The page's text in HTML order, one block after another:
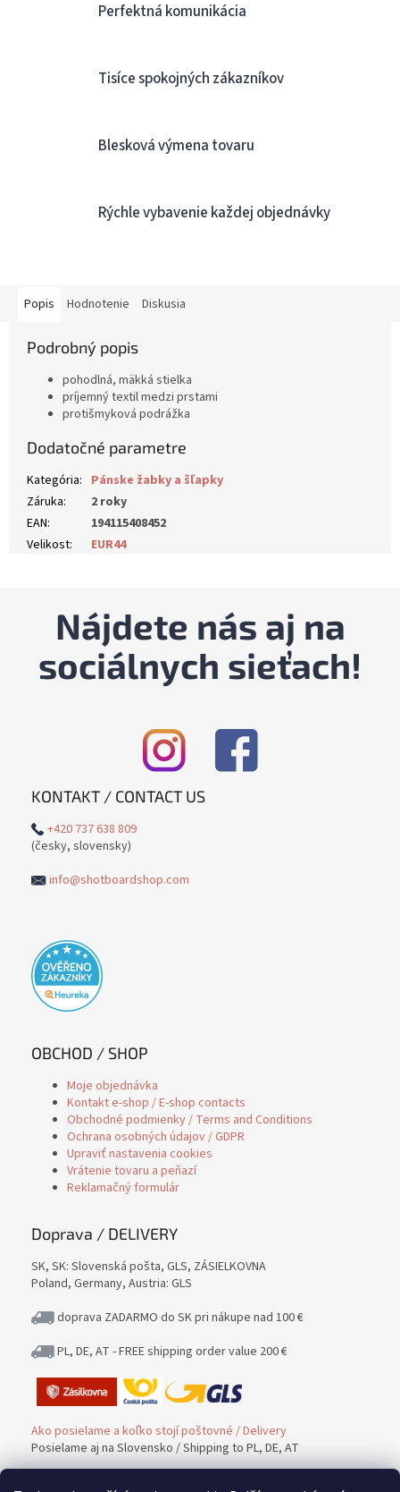
Perfektná komunikácia
Tisíce spokojných zákazníkov
Blesková výmena tovaru
Rýchle vybavenie každej objednávky
Popis Hodnotenie Diskusia
Podrobný popis
pohodlná, mäkká stielka
príjemný textil medzi prstami
protišmyková podrážka
Dodatočné parametre
Kategória: Pánske žabky a šľapky
Záruka:
2 roky
EAN:
194115408452
Velikost: EUR44
Nájdete nás aj na
sociálnych sieťach!
KONTAKT / CONTACT US
+420 737 638 809
(česky, slovensky)
info@shotboardshop.com
OBCHOD / SHOP
Moje objednávka
Kontakt e-shop / E-shop contacts
Obchodné podmienky / Terms and Conditions
Ochrana osobných údajov / GDPR
Upraviť nastavenia cookies
Vrátenie tovaru a peňazí
Reklamačný formulár
Doprava / DELIVERY
SK, SK: Slovenská pošta, GLS, ZÁSIELKOVNA
Poland, Germany, Austria: GLS
doprava ZADARMO do SK pri nákupe nad 100 €
PL, DE, AT - FREE shipping order value 200 €
Ako posielame a koľko stojí poštovné / Delivery
Posielame aj na Slovensko / Shipping to PL, DE, AT